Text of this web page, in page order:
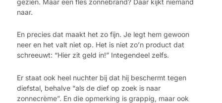
gezien. Maar een fles zonnebrand? Daar kijkt niemand
naar.
En precies dat maakt het zo fijn. Je legt hem gewoon
neer en het valt niet op. Het is niet zo’n product dat
schreeuwt: “Hier zit geld in!” Integendeel zelfs.
Er staat ook heel nuchter bij dat hij beschermt tegen
diefstal, behalve “als de dief op zoek is naar
zonnecrème”. En die opmerking is grappig, maar ook